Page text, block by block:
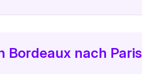
Bordeaux nach Paris